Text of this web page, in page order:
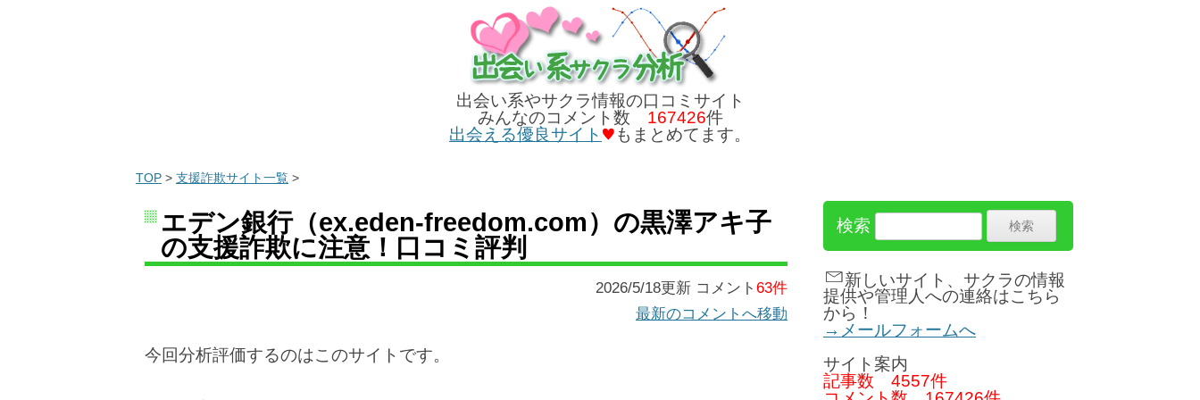
出会い系やサクラ情報の口コミサイト
みんなのコメント数 167426件
出会える優良サイト
もまとめてます。
TOP > 支援詐欺サイト一覧 >
エデン銀行（ex.eden-freedom.com）の黒澤アキ子
の支援詐欺に注意！口コミ評判
2026/5/18更新 コメント 63件
最新のコメントへ移動
今回分析評価するのはこのサイトです。
検索
新しいサイト、サクラの情報
提供や管理人への連絡はこちら
から！
→メールフォームへ
サイト案内
記事数 4557件